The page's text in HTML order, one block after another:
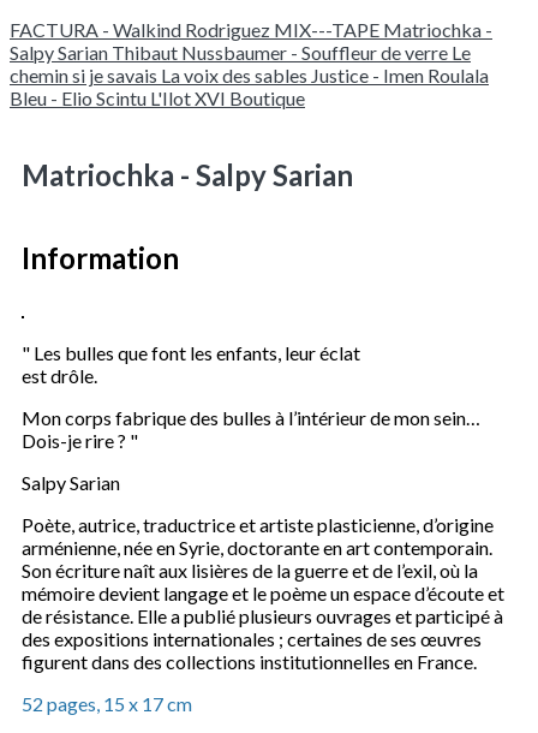
FACTURA - Walkind Rodriguez MIX---TAPE Matriochka -
Salpy Sarian Thibaut Nussbaumer - Souffleur de verre Le
chemin si je savais La voix des sables Justice - Imen Roulala
Bleu - Elio Scintu L'Ilot XVI Boutique
Matriochka - Salpy Sarian
Information
" Les bulles que font les enfants, leur éclat
est drôle.
Mon corps fabrique des bulles à l’intérieur de mon sein…
Dois-je rire ? "
Salpy Sarian
Poète, autrice, traductrice et artiste plasticienne, d’origine
arménienne, née en Syrie, doctorante en art contemporain.
Son écriture naît aux lisières de la guerre et de l’exil, où la
mémoire devient langage et le poème un espace d’écoute et
de résistance. Elle a publié plusieurs ouvrages et participé à
des expositions internationales ; certaines de ses œuvres
figurent dans des collections institutionnelles en France.
52 pages, 15 x 17 cm